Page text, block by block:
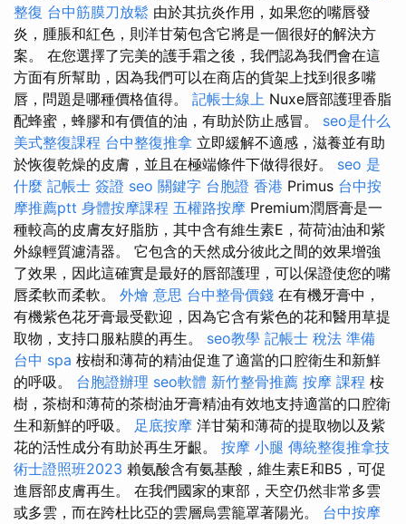
整復 台中筋膜刀放鬆 由於其抗炎作用，如果您的嘴唇發
炎，腫脹和紅色，則洋甘菊包含它將是一個很好的解決方
案。 在您選擇了完美的護手霜之後，我們認為我們會在這
方面有所幫助，因為我們可以在商店的貨架上找到很多嘴
唇，問題是哪種價格值得。 記帳士線上 Nuxe唇部護理香脂
配蜂蜜，蜂膠和有價值的油，有助於防止感冒。 seo是什么
美式整復課程 台中整復推拿 立即緩解不適感，滋養並有助
於恢復乾燥的皮膚，並且在極端條件下做得很好。 seo 是
什麼 記帳士 簽證 seo 關鍵字 台胞證 香港 Primus 台中按
摩推薦ptt 身體按摩課程 五權路按摩 Premium潤唇膏是一
種較高的皮膚友好脂肪，其中含有維生素E，荷荷油油和紫
外線輕質濾清器。 它包含的天然成分彼此之間的效果增強
了效果，因此這確實是最好的唇部護理，可以保證使您的嘴
唇柔軟而柔軟。 外燴 意思 台中整骨價錢 在有機牙膏中，
有機紫色花牙膏最受歡迎，因為它含有紫色的花和醫用草提
取物，支持口服粘膜的再生。 seo教學 記帳士 稅法 準備
台中 spa 桉樹和薄荷的精油促進了適當的口腔衛生和新鮮
的呼吸。 台胞證辦理 seo軟體 新竹整骨推薦 按摩 課程 桉
樹，茶樹和薄荷的茶樹油牙膏精油有效地支持適當的口腔衛
生和新鮮的呼吸。 足底按摩 洋甘菊和薄荷的提取物以及紫
花的活性成分有助於再生牙齦。 按摩 小腿 傳統整復推拿技
術士證照班2023 賴氨酸含有氨基酸，維生素E和B5，可促
進唇部皮膚再生。 在我們國家的東部，天空仍然非常多雲
或多雲，而在跨杜比亞的雲層烏雲籠罩著陽光。 台中按摩